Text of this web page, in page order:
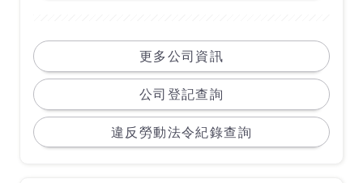
更多公司資訊
公司登記查詢
違反勞動法令紀錄查詢